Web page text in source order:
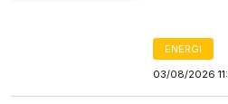
ENERGI
03/08/2026